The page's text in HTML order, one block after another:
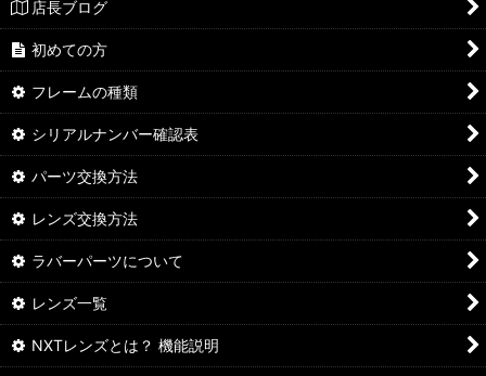
店長ブログ
初めての方
フレームの種類
シリアルナンバー確認表
パーツ交換方法
レンズ交換方法
ラバーパーツについて
レンズ一覧
NXTレンズとは？ 機能説明